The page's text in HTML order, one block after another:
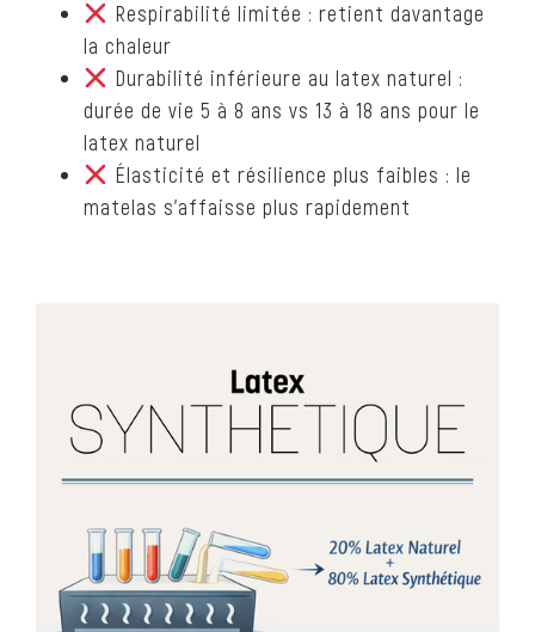
Respirabilité limitée : retient davantage
la chaleur
Durabilité inférieure au latex naturel :
durée de vie 5 à 8 ans vs 13 à 18 ans pour le
latex naturel
Élasticité et résilience plus faibles : le
matelas s’affaisse plus rapidement